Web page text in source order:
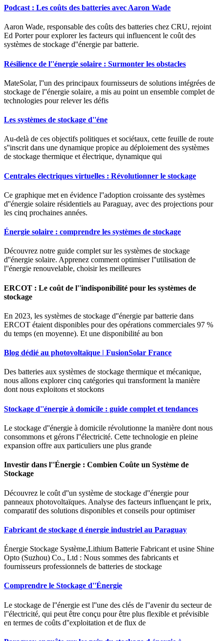
Podcast : Les coûts des batteries avec Aaron Wade
Aaron Wade, responsable des coûts des batteries chez CRU, rejoint
Ed Porter pour explorer les facteurs qui influencent le coût des
systèmes de stockage d''énergie par batterie.
Résilience de l''énergie solaire : Surmonter les obstacles
MateSolar, l''un des principaux fournisseurs de solutions intégrées de
stockage de l''énergie solaire, a mis au point un ensemble complet de
technologies pour relever les défis
Les systèmes de stockage d''éne
Au-delà de ces objectifs politiques et sociétaux, cette feuille de route
s''inscrit dans une dynamique propice au déploiement des systèmes
de stockage thermique et électrique, dynamique qui
Centrales électriques virtuelles : Révolutionner le stockage
Ce graphique met en évidence l''adoption croissante des systèmes
d''énergie solaire résidentiels au Paraguay, avec des projections pour
les cinq prochaines années.
Énergie solaire : comprendre les systèmes de stockage
Découvrez notre guide complet sur les systèmes de stockage
d''énergie solaire. Apprenez comment optimiser l''utilisation de
l''énergie renouvelable, choisir les meilleures
ERCOT : Le coût de l''indisponibilité pour les systèmes de
stockage
En 2023, les systèmes de stockage d''énergie par batterie dans
ERCOT étaient disponibles pour des opérations commerciales 97 %
du temps (en moyenne). Et une disponibilité au bon
Blog dédié au photovoltaïque | FusionSolar France
Des batteries aux systèmes de stockage thermique et mécanique,
nous allons explorer cinq catégories qui transforment la manière
dont nous exploitons et stockons
Stockage d''énergie à domicile : guide complet et tendances
Le stockage d''énergie à domicile révolutionne la manière dont nous
consommons et gérons l''électricité. Cette technologie en pleine
expansion offre aux particuliers une plus grande
Investir dans l''Énergie : Combien Coûte un Système de
Stockage
Découvrez le coût d''un système de stockage d''énergie pour
panneaux photovoltaïques. Analyse des facteurs influençant le prix,
comparatif des solutions disponibles et conseils pour optimiser
Fabricant de stockage d énergie industriel au Paraguay
Énergie Stockage Système,Lithium Batterie Fabricant et usine Shine
Opto (Suzhou) Co., Ltd : Nous sommes des fabricants et
fournisseurs professionnels de batteries de stockage
Comprendre le Stockage d''Énergie
Le stockage de l''énergie est l''une des clés de l''avenir du secteur de
l''électricité, qui peut être conçu pour être plus flexible et prévisible
en termes de coûts d''exploitation et de flux de